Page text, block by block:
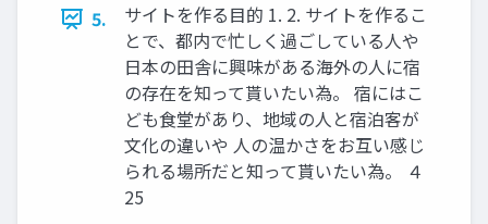
5.
サイトを作る目的 1. 2. サイトを作るこ
とで、都内で忙しく過ごしている人や
日本の田舎に興味がある海外の人に宿
の存在を知って貰いたい為。 宿にはこ
ども食堂があり、地域の人と宿泊客が
文化の違いや 人の温かさをお互い感じ
られる場所だと知って貰いたい為。 ４
25